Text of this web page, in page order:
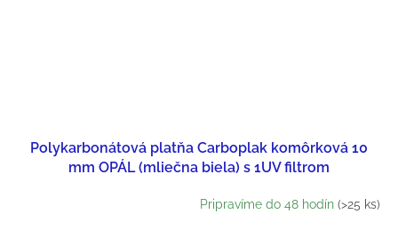
Polykarbonátová platňa Carboplak komôrková 10
mm OPÁL (mliečna biela) s 1UV filtrom
Pripravíme do 48 hodín (>25 ks)